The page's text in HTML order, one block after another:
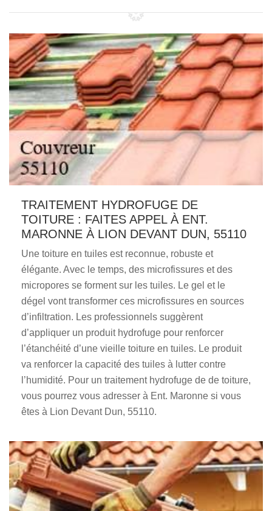
TRAITEMENT HYDROFUGE DE
TOITURE : FAITES APPEL À ENT.
MARONNE À LION DEVANT DUN, 55110
Une toiture en tuiles est reconnue, robuste et
élégante. Avec le temps, des microfissures et des
micropores se forment sur les tuiles. Le gel et le
dégel vont transformer ces microfissures en sources
d’infiltration. Les professionnels suggèrent
d’appliquer un produit hydrofuge pour renforcer
l’étanchéité d’une vieille toiture en tuiles. Le produit
va renforcer la capacité des tuiles à lutter contre
l’humidité. Pour un traitement hydrofuge de de toiture,
vous pourrez vous adresser à Ent. Maronne si vous
êtes à Lion Devant Dun, 55110.